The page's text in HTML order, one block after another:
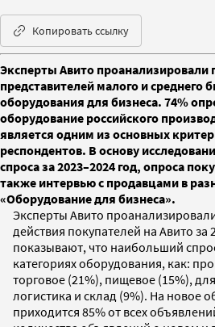
Копировать ссылку
Эксперты Авито проанализировали
представителей малого и среднего
оборудования для бизнеса. 74%
оборудование российского
является одним из основных
респондентов. В основу
спроса за 2023–2024 год, опроса
также интервью с продавцами в
«Оборудование для бизнеса».
Эксперты Авито
действия покупателей на Авито за
показывают, что наибольший
категориях оборудования, как:
торговое (21%), пищевое (15%),
логистика и склад (9%). На новое
приходится 85% от всех